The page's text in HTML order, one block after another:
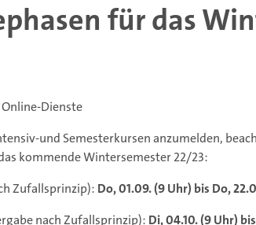
für das
Dienste
und Semesterkursen anzumelden,
kommende Wintersemester 22/23:
Zufallsprinzip): Do, 01.09. (9 Uhr) bis Do,
nach Zufallsprinzip): Di, 04.10. (9 Uhr)